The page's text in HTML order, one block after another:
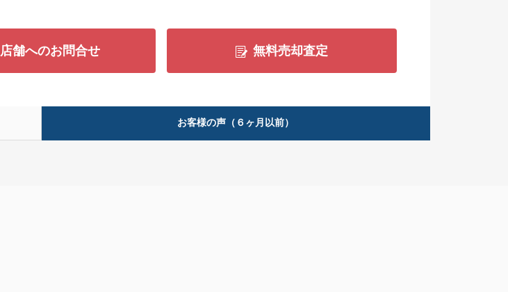
店舗へのお問合せ 無料売却査定
お客様の声（６ヶ月以前）